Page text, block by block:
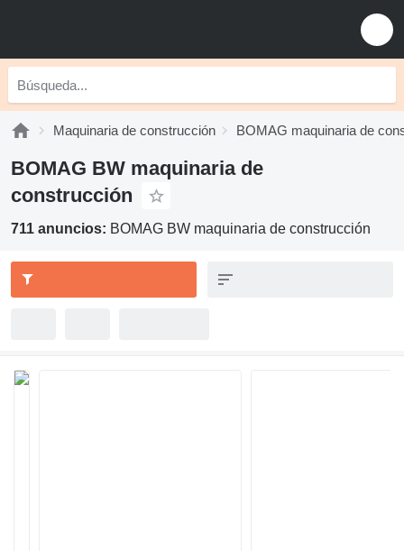
Maquinaria de construcción BOMAG maquinaria de
BOMAG BW maquinaria de
construcción
711 anuncios: BOMAG BW maquinaria de construcción